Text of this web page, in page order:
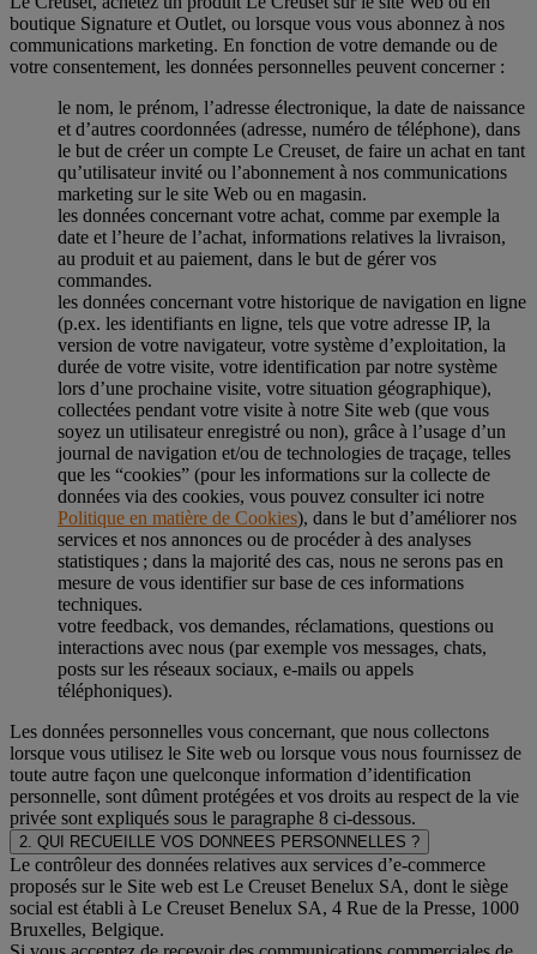
boutique Signature et Outlet, ou lorsque vous vous abonnez à nos
communications marketing. En fonction de votre demande ou de
votre consentement, les données personnelles peuvent concerner :
le nom, le prénom, l’adresse électronique, la date de naissance
et d’autres coordonnées (adresse, numéro de téléphone), dans
le but de créer un compte Le Creuset, de faire un achat en tant
qu’utilisateur invité ou l’abonnement à nos communications
marketing sur le site Web ou en magasin.
les données concernant votre achat, comme par exemple la
date et l’heure de l’achat, informations relatives la livraison,
au produit et au paiement, dans le but de gérer vos
commandes.
les données concernant votre historique de navigation en ligne
(p.ex. les identifiants en ligne, tels que votre adresse IP, la
version de votre navigateur, votre système d’exploitation, la
durée de votre visite, votre identification par notre système
lors d’une prochaine visite, votre situation géographique),
collectées pendant votre visite à notre Site web (que vous
soyez un utilisateur enregistré ou non), grâce à l’usage d’un
journal de navigation et/ou de technologies de traçage, telles
que les “cookies” (pour les informations sur la collecte de
données via des cookies, vous pouvez consulter ici notre
Politique en matière de Cookies), dans le but d’améliorer nos
services et nos annonces ou de procéder à des analyses
statistiques ; dans la majorité des cas, nous ne serons pas en
mesure de vous identifier sur base de ces informations
techniques.
votre feedback, vos demandes, réclamations, questions ou
interactions avec nous (par exemple vos messages, chats,
posts sur les réseaux sociaux, e-mails ou appels
téléphoniques).
Les données personnelles vous concernant, que nous collectons
lorsque vous utilisez le Site web ou lorsque vous nous fournissez de
toute autre façon une quelconque information d’identification
personnelle, sont dûment protégées et vos droits au respect de la vie
privée sont expliqués sous le paragraphe 8 ci-dessous.
2. QUI RECUEILLE VOS DONNEES PERSONNELLES ?
Le contrôleur des données relatives aux services d’e-commerce
proposés sur le Site web est Le Creuset Benelux SA, dont le siège
social est établi à Le Creuset Benelux SA, 4 Rue de la Presse, 1000
Bruxelles, Belgique.